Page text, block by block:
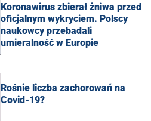
Koronawirus zbierał żniwa przed
oficjalnym wykryciem. Polscy
naukowcy przebadali
umieralność w Europie
Rośnie liczba zachorowań na
Covid-19?